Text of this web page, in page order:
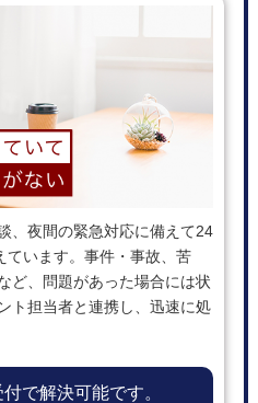
、夜間の緊急対応に備えて24
ています。事件・事故、苦
ど、問題があった場合には状
ト担当者と連携し、迅速に処
で解決可能です。